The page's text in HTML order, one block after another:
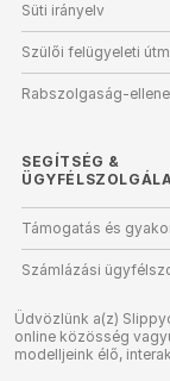
Süti irányelv
Szülői felügyeleti
Rabszolgaság-
SEGÍTSÉG &
Támogatás és
Számlázási
Üdvözlünk a(z)
online közösség
modelljeink élő,